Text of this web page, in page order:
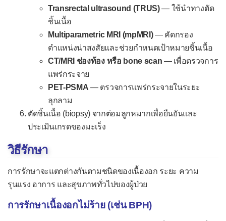
Transrectal ultrasound (TRUS)— ใช้นำทางตัด
ชิ้นเนื้อ
Multiparametric MRI (mpMRI)— คัดกรอง
ตำแหน่งน่าสงสัยและช่วยกำหนดเป้าหมายชิ้นเนื้อ
CT/MRI ช่องท้อง หรือ bone scan — เพื่อตรวจการ
แพร่กระจาย
PET-PSMA — ตรวจการแพร่กระจายในระยะ
ลุกลาม
ตัดชิ้นเนื้อ (biopsy) จากต่อมลูกหมากเพื่อยืนยันและ
ประเมินเกรดของมะเร็ง
วิธีรักษา
การรักษาจะแตกต่างกันตามชนิดของเนื้องอก ระยะ ความ
รุนแรง อาการ และสุขภาพทั่วไปของผู้ป่วย
การรักษาเนื้องอกไม่ร้าย (เช่น BPH)